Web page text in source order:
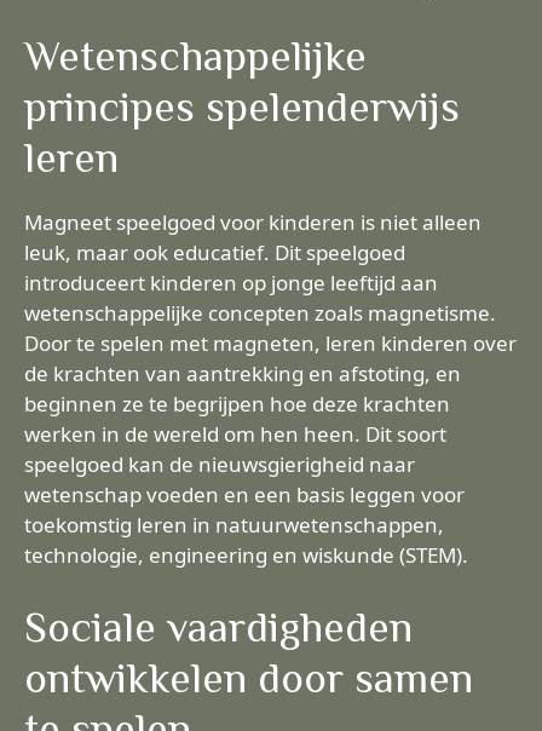
Wetenschappelijke
principes spelenderwijs
leren
Magneet speelgoed voor kinderen is niet alleen
leuk, maar ook educatief. Dit speelgoed
introduceert kinderen op jonge leeftijd aan
wetenschappelijke concepten zoals magnetisme.
Door te spelen met magneten, leren kinderen over
de krachten van aantrekking en afstoting, en
beginnen ze te begrijpen hoe deze krachten
werken in de wereld om hen heen. Dit soort
speelgoed kan de nieuwsgierigheid naar
wetenschap voeden en een basis leggen voor
toekomstig leren in natuurwetenschappen,
technologie, engineering en wiskunde (STEM).
Sociale vaardigheden
ontwikkelen door samen